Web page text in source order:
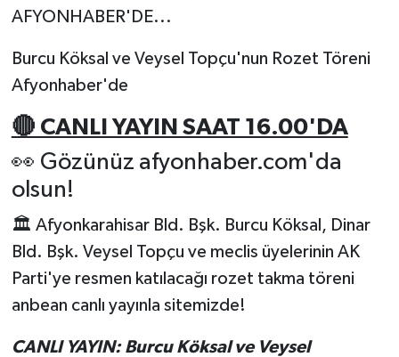
AFYONHABER'DE...
Burcu Köksal ve Veysel Topçu'nun Rozet Töreni
Afyonhaber'de
🔴 CANLI YAYIN SAAT 16.00'DA
👀 Gözünüz afyonhaber.com'da
olsun!
🏛️ Afyonkarahisar Bld. Bşk. Burcu Köksal, Dinar
Bld. Bşk. Veysel Topçu ve meclis üyelerinin AK
Parti'ye resmen katılacağı rozet takma töreni
anbean canlı yayınla sitemizde!
CANLI YAYIN: Burcu Köksal ve Veysel